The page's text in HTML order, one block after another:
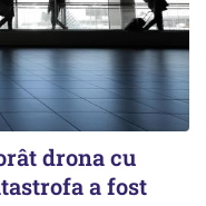
drona cu
a fost